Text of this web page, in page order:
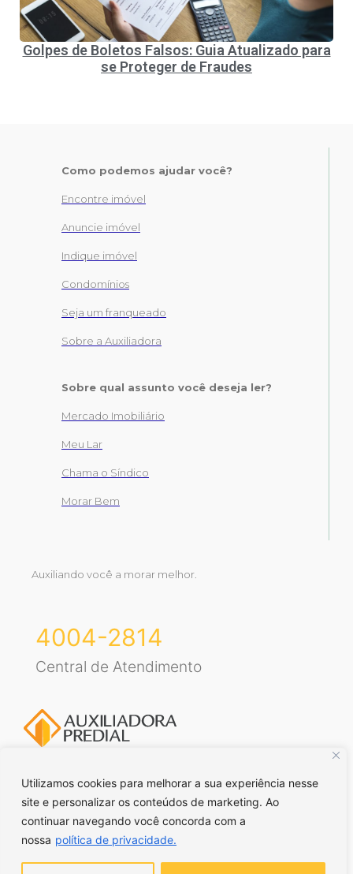
Utilizamos cookies para melhorar a sua experiência nesse
site e personalizar os conteúdos de marketing. Ao
continuar navegando você concorda com a
nossa política de privacidade.
Golpes de Boletos Falsos: Guia Atualizado para
se Proteger de Fraudes
Como podemos ajudar você?
Encontre imóvel
Anuncie imóvel
Indique imóvel
Condomínios
Seja um franqueado
Sobre a Auxiliadora
Sobre qual assunto você deseja ler?
Mercado Imobiliário
Meu Lar
Chama o Síndico
Morar Bem
Auxiliando você a morar melhor.
4004-2814
Central de Atendimento
Voltar para o topo
– J43 | CRECI SP – J21663 |